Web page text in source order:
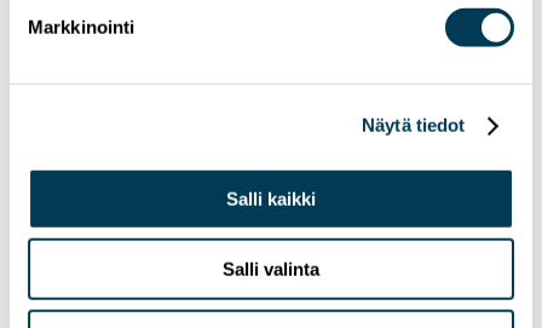
Markkinointi
Näytä tiedot
Salli kaikki
Salli valinta
Suomea myös taloudellisesti.
energia
talous
OlderNewer